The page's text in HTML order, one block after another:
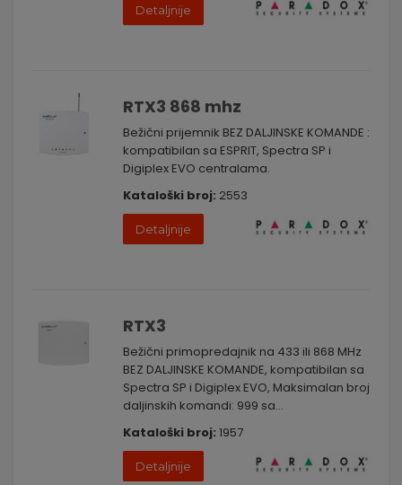
Detaljnije
RTX3 868 mhz
Bežični prijemnik BEZ DALJINSKE KOMANDE :
kompatibilan sa ESPRIT, Spectra SP i
Digiplex EVO centralama.
Kataloški broj: 2553
Detaljnije
RTX3
Bežični primopredajnik na 433 ili 868 MHz
BEZ DALJINSKE KOMANDE, kompatibilan sa
Spectra SP i Digiplex EVO, Maksimalan broj
daljinskih komandi: 999 sa...
Kataloški broj: 1957
Detaljnije